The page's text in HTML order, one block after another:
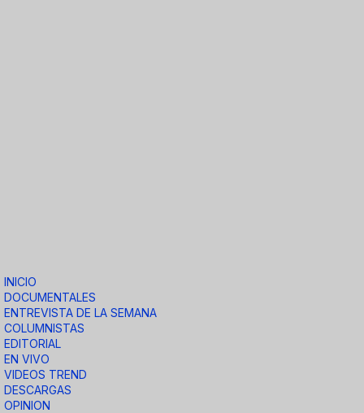
INICIO
DOCUMENTALES
ENTREVISTA DE LA SEMANA
COLUMNISTAS
EDITORIAL
EN VIVO
VIDEOS TREND
DESCARGAS
OPINION